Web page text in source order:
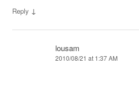
Reply ↓
lousam
2010/08/21 at 1:37 AM